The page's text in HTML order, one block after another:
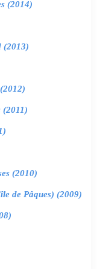
(2014)
(2013)
(2011)
(2010)
de Pâques) (2009)